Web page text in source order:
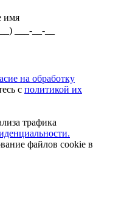
имя
___-__-__
на обработку
с политикой их
трафика
файлов cookie в